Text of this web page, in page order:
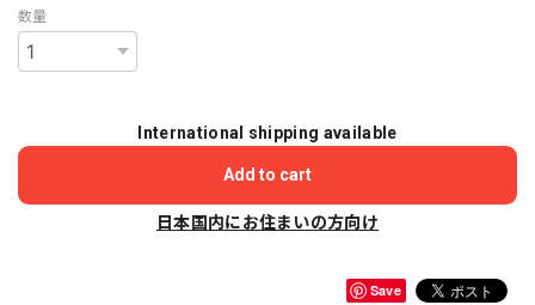
数量
International shipping available
Add to cart
日本国内にお住まいの方向け
Save